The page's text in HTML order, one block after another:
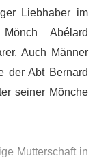
Liebhaber im
Abélard
Auch Männer
der Abt Bernard
seiner Mönche
Mutterschaft in